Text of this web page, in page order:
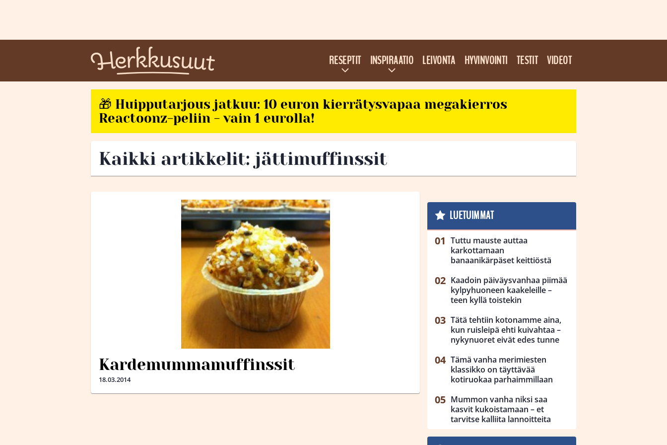
RESEPTIT INSPIRAATIO LEIVONTA HYVINVOINTI TESTIT VIDEOT
🎁 Huipputarjous jatkuu: 10 euron kierrätysvapaa megakierros
Reactoonz-peliin - vain 1 eurolla!
Kaikki artikkelit: jättimuffinssit
Kardemummamuffinssit
18.03.2014
LUETUIMMAT
Tuttu mauste auttaa
karkottamaan
banaanikärpäset keittiöstä
Kaadoin päiväysvanhaa piimää
kylpyhuoneen kaakeleille –
teen kyllä toistekin
Tätä tehtiin kotonamme aina,
kun ruisleipä ehti kuivahtaa –
nykynuoret eivät edes tunne
Tämä vanha merimiesten
klassikko on täyttävää
kotiruokaa parhaimmillaan
Mummon vanha niksi saa
kasvit kukoistamaan – et
tarvitse kalliita lannoitteita